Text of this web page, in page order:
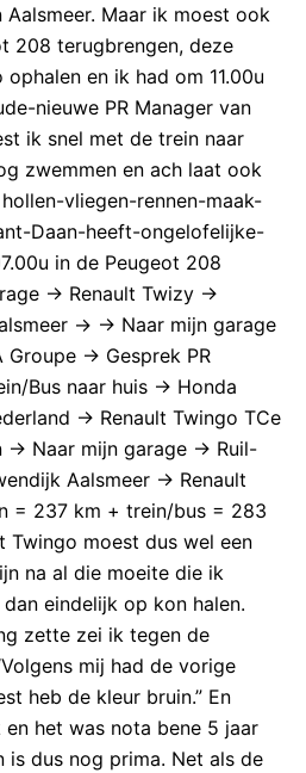
Maar ik moest ook
208 terugbrengen, deze
en ik had om 11.00u
nieuwe PR Manager van
ik snel met de trein naar
zwemmen en ach laat ook
vliegen-rennen-maak-
Daan-heeft-ongelofelijke-
in de Peugeot 208
-> Renault Twizy ->
-> -> Naar mijn garage
-> Gesprek PR
Bus naar huis -> Honda
-> Renault Twingo TCe
> Naar mijn garage -> Ruil-
Aalsmeer -> Renault
= 237 km + trein/bus = 283
Twingo moest dus wel een
na al die moeite die ik
eindelijk op kon halen.
zette zei ik tegen de
mij had de vorige
heb de kleur bruin.” En
het was nota bene 5 jaar
is dus nog prima. Net als de